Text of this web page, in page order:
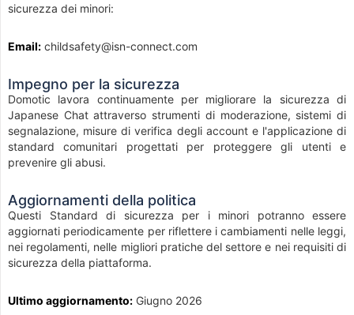
sicurezza dei minori:
Email: childsafety@isn-connect.com
Impegno per la sicurezza
Domotic lavora continuamente per migliorare la sicurezza di
Japanese Chat attraverso strumenti di moderazione, sistemi di
segnalazione, misure di verifica degli account e l'applicazione di
standard comunitari progettati per proteggere gli utenti e
prevenire gli abusi.
Aggiornamenti della politica
Questi Standard di sicurezza per i minori potranno essere
aggiornati periodicamente per riflettere i cambiamenti nelle leggi,
nei regolamenti, nelle migliori pratiche del settore e nei requisiti di
sicurezza della piattaforma.
Ultimo aggiornamento: Giugno 2026